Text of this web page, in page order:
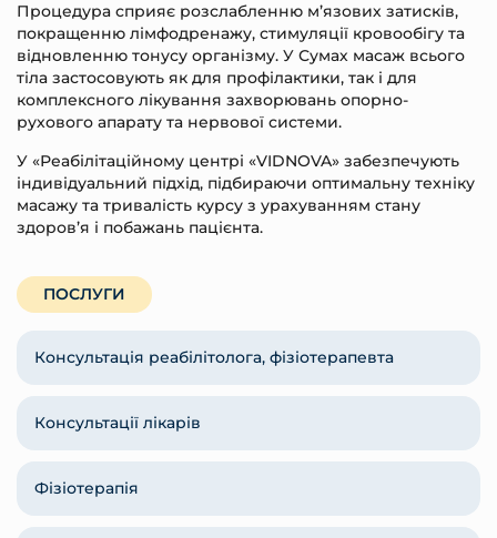
Процедура сприяє розслабленню м’язових затисків,
покращенню лімфодренажу, стимуляції кровообігу та
відновленню тонусу організму. У Сумах масаж всього
тіла застосовують як для профілактики, так і для
комплексного лікування захворювань опорно-
рухового апарату та нервової системи.
У «Реабілітаційному центрі «VIDNOVA» забезпечують
індивідуальний підхід, підбираючи оптимальну техніку
масажу та тривалість курсу з урахуванням стану
здоров’я і побажань пацієнта.
ПОСЛУГИ
Консультація реабілітолога, фізіотерапевта
Консультації лікарів
Фізіотерапія